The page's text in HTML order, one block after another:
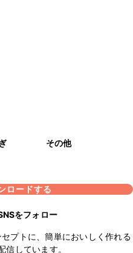
その他
ロードする
をフォロー
プトに、簡単においしく作れる
信しています。